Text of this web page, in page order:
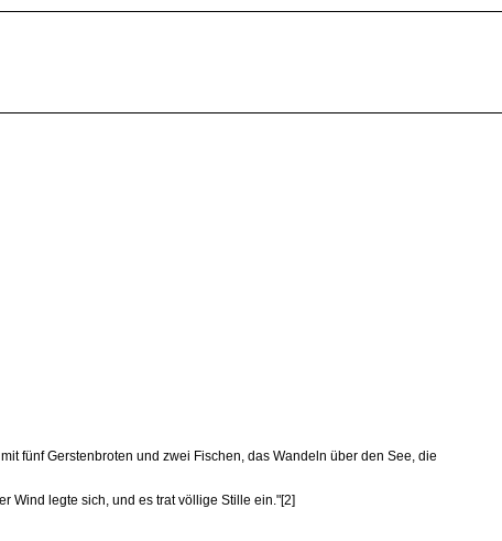
fünf Gerstenbroten und zwei Fischen, das Wandeln über den See, die
Wind legte sich, und es trat völlige Stille ein."[2]